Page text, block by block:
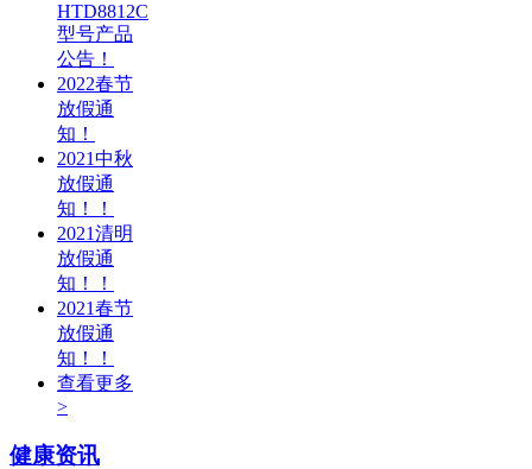
HTD8812C
型号产品
公告！
2022春节
放假通
知！
2021中秋
放假通
知！！
2021清明
放假通
知！！
2021春节
放假通
知！！
查看更多
>
健康资讯